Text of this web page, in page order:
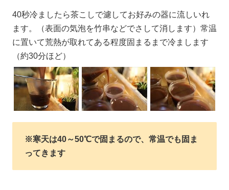
40秒冷ましたら茶こしで濾してお好みの器に流しいれ
ます。（表面の気泡を竹串などでさして消します）常温
に置いて荒熱が取れてある程度固まるまで冷まします
（約30分ほど）
※寒天は40～50℃で固まるので、常温でも固ま
ってきます